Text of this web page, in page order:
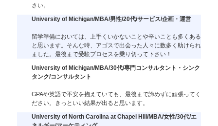
さい。
University of Michigan/MBA/男性/20代/サービス/企画・運営
留学準備においては、上手くいかないことや辛いことも多くある
と思います。そんな時、アゴスで出会った人々に数多く助けられ
ました。最後まで受験プロセスを乗り切って下さい！
University of Michigan/MBA/30代/専門コンサルタント・シンク
タンク/コンサルタント
GPAや英語で不安を抱えていても、最後まで諦めずに頑張ってく
ださい。きっといい結果が出ると思います。
University of North Carolina at Chapel Hill/MBA/女性/30代/エ